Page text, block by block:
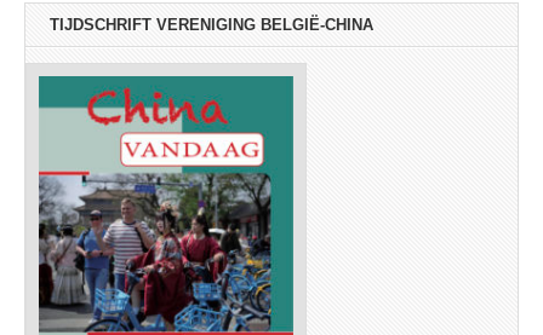
TIJDSCHRIFT VERENIGING BELGIË-CHINA